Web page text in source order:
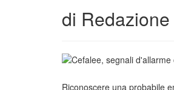
di
Riconoscere una probabile